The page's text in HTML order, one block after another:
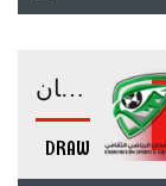
خورفكان
DRAW